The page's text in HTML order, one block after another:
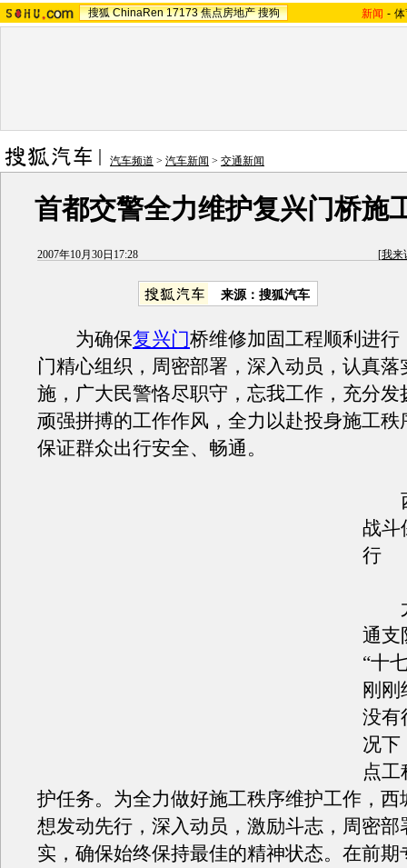
搜狐 ChinaRen 17173 焦点房地产 搜狗 新闻 -
汽车频道 > 汽车新闻 > 交通新闻
首都交警全力维护复兴门桥施
2007年10月30日17:28 [我来
来源：搜狐汽车
为确保复兴门桥维修加固工程顺利进行
门精心组织，周密部署，深入动员，认真落
施，广大民警恪尽职守，忘我工作，充分发
顽强拼搏的工作作风，全力以赴投身施工秩
保证群众出行安全、畅通。
西
战斗
行
尤
通支
“十
刚
没有
况下
点工
护任务。为全力做好施工秩序维护工作，西
想发动先行，深入动员，激励斗志，周密部
实，确保始终保持最佳的精神状态。在前期